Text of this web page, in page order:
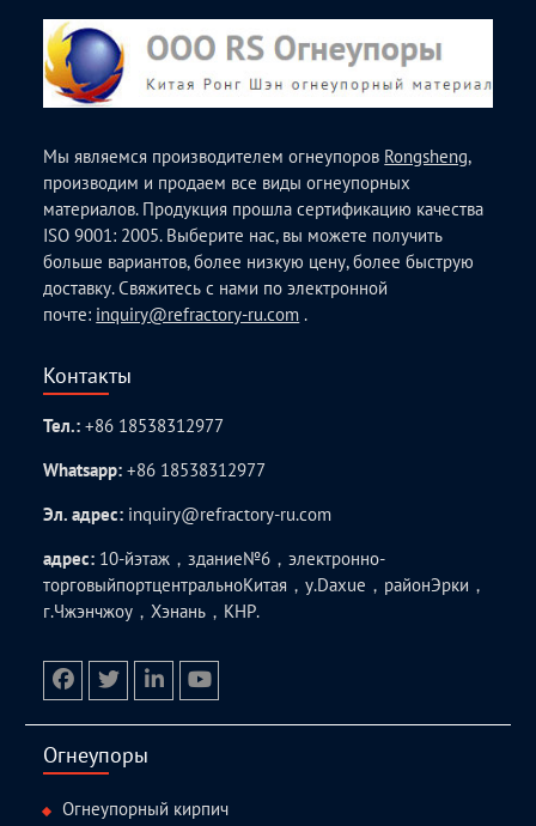
Мы являемся производителем огнеупоров Rongsheng,
производим и продаем все виды огнеупорных
материалов. Продукция прошла сертификацию качества
ISO 9001: 2005. Выберите нас, вы можете получить
больше вариантов, более низкую цену, более быструю
доставку. Свяжитесь с нами по электронной
почте: inquiry@refractory-ru.com .
Контакты
Тел.:+86 18538312977
Whatsapp:+86 18538312977
Эл. адрес: inquiry@refractory-ru.com
адрес: 10-йэтаж，здание№6，электронно-
торговыйпортцентральноКитая，у.Daxue，районЭрки，
г.Чжэнчжоу，Хэнань，КНР.
Огнеупоры
Огнеупорный кирпич